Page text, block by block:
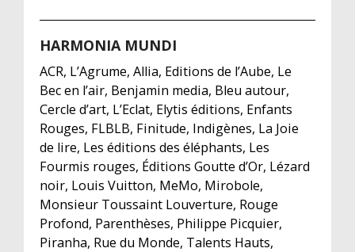
HARMONIA MUNDI
ACR, L’Agrume, Allia, Editions de l’Aube, Le
Bec en l’air, Benjamin media, Bleu autour,
Cercle d’art, L’Eclat, Elytis éditions, Enfants
Rouges, FLBLB, Finitude, Indigènes, La Joie
de lire, Les éditions des éléphants, Les
Fourmis rouges, Éditions Goutte d’Or, Lézard
noir, Louis Vuitton, MeMo, Mirobole,
Monsieur Toussaint Louverture, Rouge
Profond, Parenthèses, Philippe Picquier,
Piranha, Rue du Monde, Talents Hauts,